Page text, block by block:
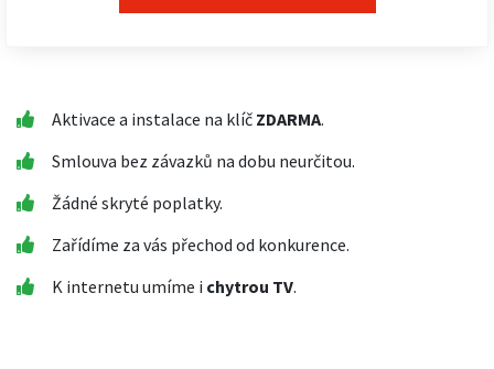
Aktivace a instalace na klíč ZDARMA.
Smlouva bez závazků na dobu neurčitou.
Žádné skryté poplatky.
Zařídíme za vás přechod od konkurence.
K internetu umíme i chytrou TV.